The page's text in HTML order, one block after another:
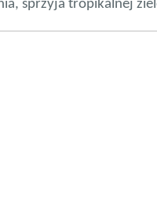
sprzyja tropikalnej